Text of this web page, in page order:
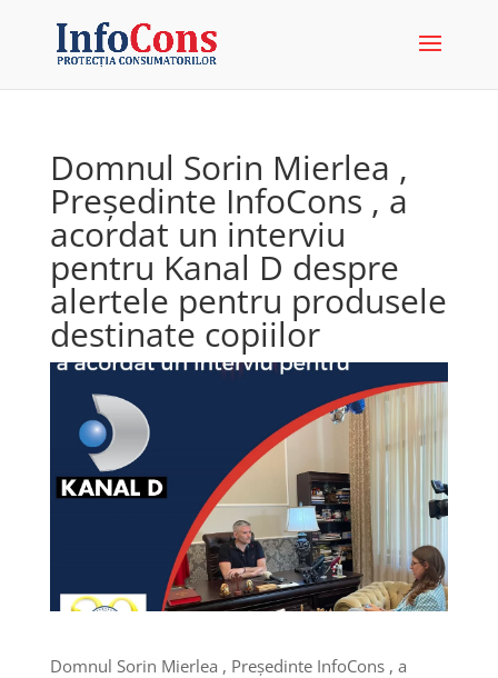
Domnul Sorin Mierlea ,
Președinte InfoCons , a
acordat un interviu
pentru Kanal D despre
alertele pentru produsele
destinate copiilor
Domnul Sorin Mierlea , Președinte InfoCons , a